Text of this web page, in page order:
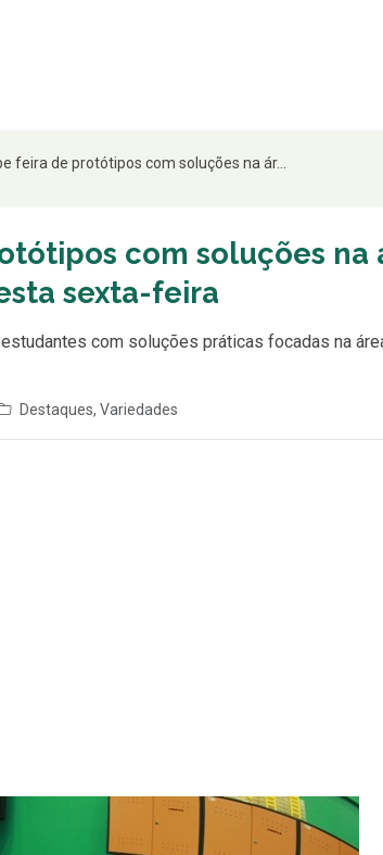
feira de protótipos com soluções na ár...
com soluções na
sexta-feira
com soluções práticas focadas na
Destaques, Variedades